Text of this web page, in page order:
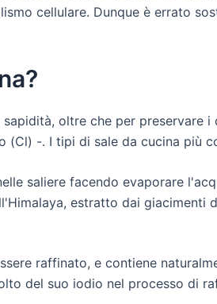
cellulare. Dunque è errato
oltre che per preservare
(Cl) -. I tipi di sale da cucina più
saliere facendo evaporare
estratto dai giacimenti
raffinato, e contiene
del suo iodio nel processo di